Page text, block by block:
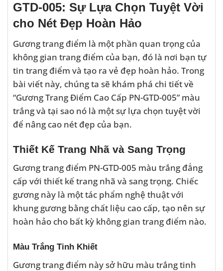
GTD-005: Sự Lựa Chọn Tuyệt Vời
cho Nét Đẹp Hoàn Hảo
Gương trang điểm là một phần quan trọng của
không gian trang điểm của bạn, đó là nơi bạn tự
tin trang điểm và tạo ra vẻ đẹp hoàn hảo. Trong
bài viết này, chúng ta sẽ khám phá chi tiết về
“Gương Trang Điểm Cao Cấp PN-GTD-005” màu
trắng và tại sao nó là một sự lựa chọn tuyệt vời
để nâng cao nét đẹp của bạn.
Thiết Kế Trang Nhã và Sang Trọng
Gương trang điểm PN-GTD-005 màu trắng đẳng
cấp với thiết kế trang nhã và sang trọng. Chiếc
gương này là một tác phẩm nghệ thuật với
khung gương bằng chất liệu cao cấp, tạo nên sự
hoàn hảo cho bất kỳ không gian trang điểm nào.
Màu Trắng Tinh Khiết
Gương trang điểm này sở hữu màu trắng tinh